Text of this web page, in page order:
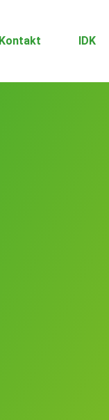
Kontakt IDK